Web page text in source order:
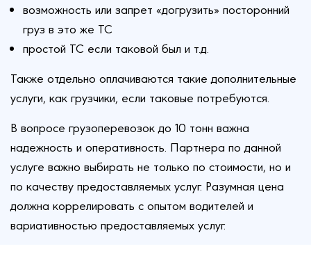
возможность или запрет «догрузить» посторонний
груз в это же ТС
простой ТС если таковой был и т.д.
Также отдельно оплачиваются такие дополнительные
услуги, как грузчики, если таковые потребуются.
В вопросе грузоперевозок до 10 тонн важна
надежность и оперативность. Партнера по данной
услуге важно выбирать не только по стоимости, но и
по качеству предоставляемых услуг. Разумная цена
должна коррелировать с опытом водителей и
вариативностью предоставляемых услуг.